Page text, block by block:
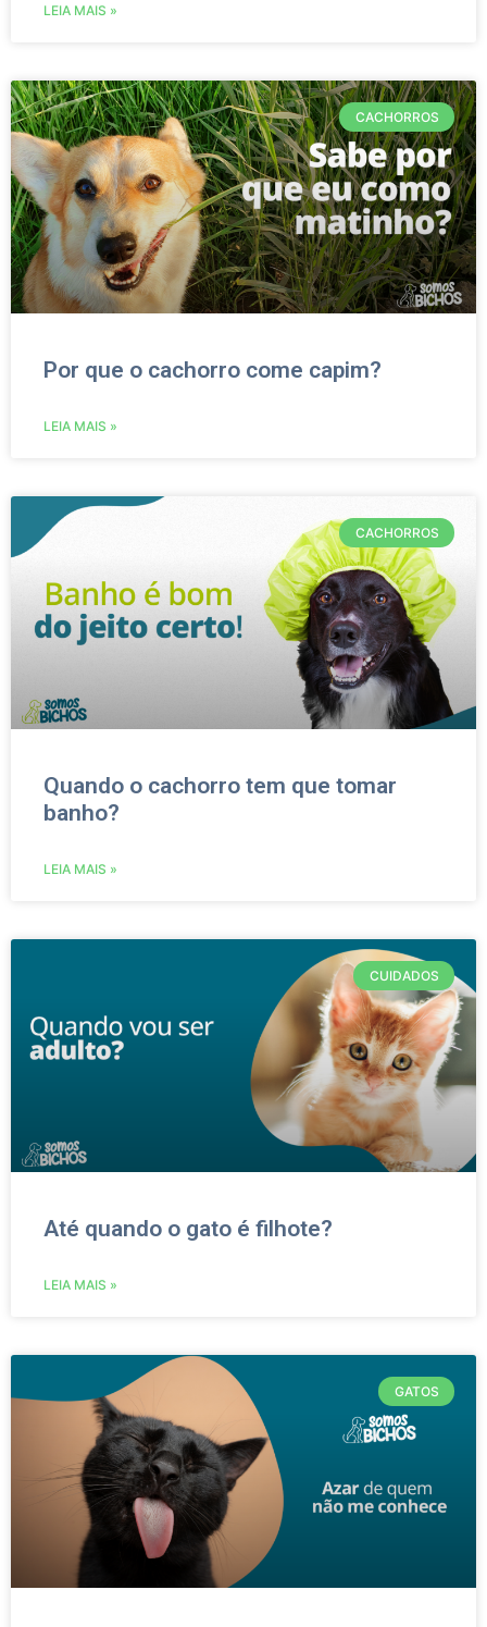
LEIA MAIS »
CACHORROS
Por que o cachorro come capim?
LEIA MAIS »
CACHORROS
Quando o cachorro tem que tomar
banho?
LEIA MAIS »
CUIDADOS
Até quando o gato é filhote?
LEIA MAIS »
GATOS